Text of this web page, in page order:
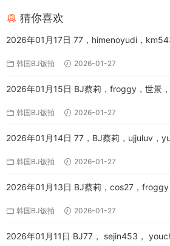
猜你喜欢
2026年01月17日 77，himenoyudi，
静，巴卡斯，平藤，拉奉，文月，李迟角
比昂，蔡京，金娜美，金牛奶，闵书率，闵
韩国BJ饭拍 2026-01-27
2026年01月15日 BJ蔡莉，froggy，世景
斯，希豆，惠明，林珠雅女士，玫瑰酱，
艺恩，蔡西亚，诗妍，赞年糕，金娜美，金
韩国BJ饭拍 2026-01-27
2026年01月14日 77，BJ蔡莉，ujjuluv，
小艺，平藤，恩有，惠明，拉奉，李雅琳
酱，米豆，胜雅，贝拉，赛拉，金牛奶，闵
韩国BJ饭拍 2026-01-27
2026年01月13日 BJ蔡莉，cos27，
尹雅贤，恩有，惠明，拉奉，新春，智贤
秋季，芭比吉尼，许允瑟，诗妍，贝拉，闵
韩国BJ饭拍 2026-01-27
2026年01月11日 BJ77， sejin453，